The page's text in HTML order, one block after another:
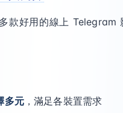
款好用的線上 Telegram
多元，滿足各裝置需求